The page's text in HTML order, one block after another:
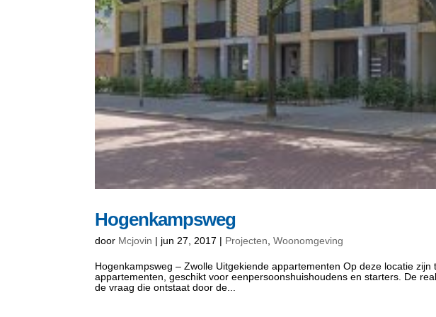
Hogenkampsweg
door Mcjovin | jun 27, 2017 | Projecten ,Woonomgeving
Hogenkampsweg – Zwolle Uitgekiende appartementen Op deze locatie
appartementen, geschikt voor eenpersoonshuishoudens en starters. De
de vraag die ontstaat door de...